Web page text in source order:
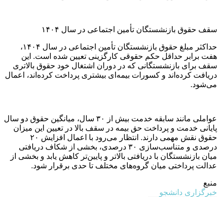
سقف حقوق بازنشستگان تأمین اجتماعی در سال ۱۴۰۴
حداکثر مبلغ حقوق بازنشستگان تأمین اجتماعی در سال ۱۴۰۴،
هفت برابر حداقل حکم حقوقی کارگزینی تعیین شده است. این
سقف برای بازنشستگانی که در دوران اشتغال خود حقوق بالاتری
دریافت کرده‌اند و کسورات بیمه‌ای بیشتری پرداخت کرده‌اند، اعمال
می‌شود.
عواملی مانند سابقه خدمت بیش از ۳۰ سال، میانگین حقوق دو سال
پایانی خدمت و پرداخت حق بیمه در سقف بالا در تعیین این میزان
حقوق نقش مهمی دارند. انتظار می‌رود با اعمال افزایش ۲۰
درصدی و متناسب‌سازی ۳۰ درصدی، بخشی از شکاف دریافتی
میان بازنشستگان با دریافتی بالاتر و پایین‌تر کاهش یابد و بخشی از
عدالت پرداختی میان گروه‌های مختلف تا حدی برقرار شود.
منبع
خبرگزاری دانشجو